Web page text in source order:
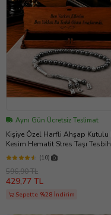
Aynı Gün Ücretsiz Teslimat
Kişiye Özel Harfli Ahşap Kutulu Küre
Kesim Hematit Stres Taşı Tesbih
(Gümüş)
(10)
596,90 TL
429,77 TL
Sepette %28 İndirim